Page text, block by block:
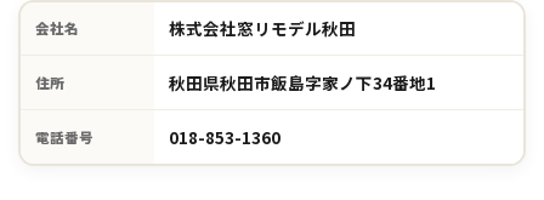
会社名 株式会社窓リモデル秋田
住所 秋田県秋田市飯島字家ノ下34番地1
電話番号 018-853-1360